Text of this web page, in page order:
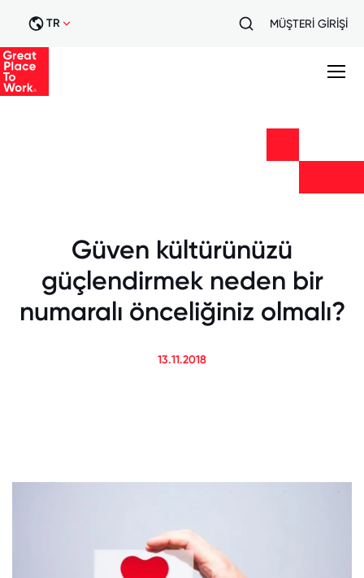
TR MÜŞTERİ GİRİŞİ
Güven kültürünüzü
güçlendirmek neden bir
numaralı önceliğiniz olmalı?
13.11.2018